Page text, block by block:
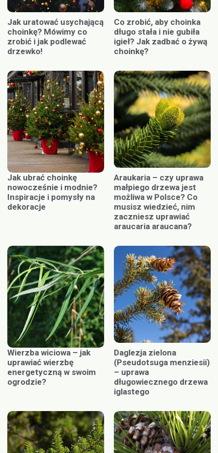
Jak uratować usychającą
choinkę? Mówimy co
zrobić i jak podlewać
drzewko!
Co zrobić, aby choinka
długo stała i nie gubiła
igieł? Jak zadbać o żywą
choinkę?
Jak ubrać choinkę
nowocześnie i modnie?
Inspiracje i pomysły na
dekoracje
Araukaria – czy uprawa
małpiego drzewa jest
możliwa w Polsce? Co
musisz wiedzieć, nim
zaczniesz uprawiać
araucaria araucana?
Wierzba wiciowa – jak
uprawiać wierzbę
energetyczną w swoim
ogrodzie?
Daglezja zielona
(Pseudotsuga menziesii)
– uprawa
długowiecznego drzewa
iglastego